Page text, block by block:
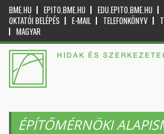
BME.HU EPITO.BME.HU EDU.EPITO.BME.HU
OKTATÓI BELÉPÉS
E-MAIL TELEFONKÖNYV
MAGYAR
HIDAK ÉS
ÉPÍTŐMÉRNÖKI